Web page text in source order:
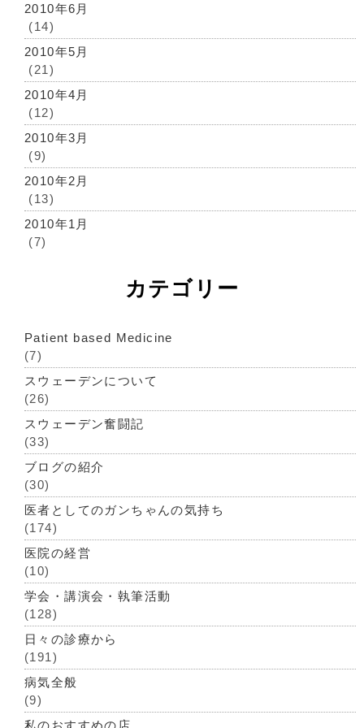
2010年6月
(14)
2010年5月
(21)
2010年4月
(12)
2010年3月
(9)
2010年2月
(13)
2010年1月
(7)
カテゴリー
Patient based Medicine
(7)
スウェーデンについて
(26)
スウェーデン奮闘記
(33)
ブログの紹介
(30)
医者としてのガンちゃんの気持ち
(174)
医院の経営
(10)
学会・講演会・執筆活動
(128)
日々の診療から
(191)
病気全般
(9)
私のおすすめの店